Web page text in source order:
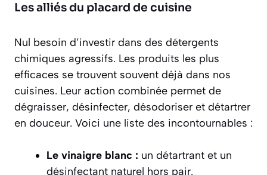
Les alliés du placard de cuisine
Nul besoin d’investir dans des détergents
chimiques agressifs. Les produits les plus
efficaces se trouvent souvent déjà dans nos
cuisines. Leur action combinée permet de
dégraisser, désinfecter, désodoriser et détartrer
en douceur. Voici une liste des incontournables :
Le vinaigre blanc : un détartrant et un
désinfectant naturel hors pair.